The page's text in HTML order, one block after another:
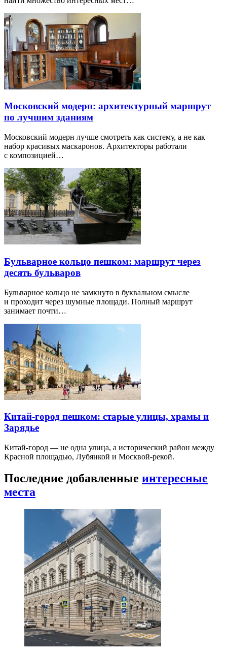
Московский модерн: архитектурный маршрут
по лучшим зданиям
Московский модерн лучше смотреть как систему, а не как
набор красивых маскаронов. Архитекторы работали
с композицией…
Бульварное кольцо пешком: маршрут через
десять бульваров
Бульварное кольцо не замкнуто в буквальном смысле
и проходит через шумные площади. Полный маршрут
занимает почти…
Китай-город пешком: старые улицы, храмы и
Зарядье
Китай-город — не одна улица, а исторический район между
Красной площадью, Лубянкой и Москвой-рекой.
Последние добавленные интересные
места